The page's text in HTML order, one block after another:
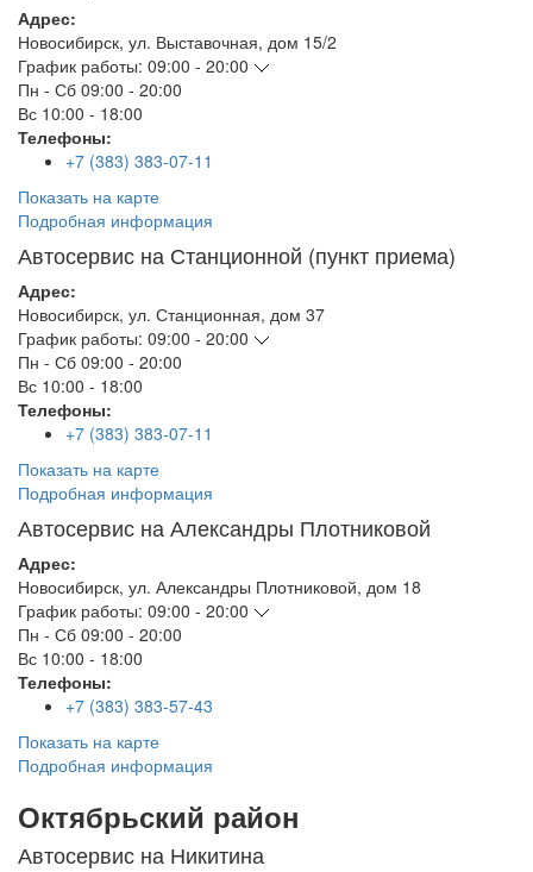
Адрес:
Новосибирск, ул. Выставочная, дом 15/2
График работы: 09:00 - 20:00
Пн - Сб 09:00 - 20:00
Вс 10:00 - 18:00
Телефоны:
+7 (383) 383-07-11
Показать на карте
Подробная информация
Автосервис на Станционной (пункт приема)
Адрес:
Новосибирск, ул. Станционная, дом 37
График работы: 09:00 - 20:00
Пн - Сб 09:00 - 20:00
Вс 10:00 - 18:00
Телефоны:
+7 (383) 383-07-11
Показать на карте
Подробная информация
Автосервис на Александры Плотниковой
Адрес:
Новосибирск, ул. Александры Плотниковой, дом 18
График работы: 09:00 - 20:00
Пн - Сб 09:00 - 20:00
Вс 10:00 - 18:00
Телефоны:
+7 (383) 383-57-43
Показать на карте
Подробная информация
Октябрьский район
Автосервис на Никитина